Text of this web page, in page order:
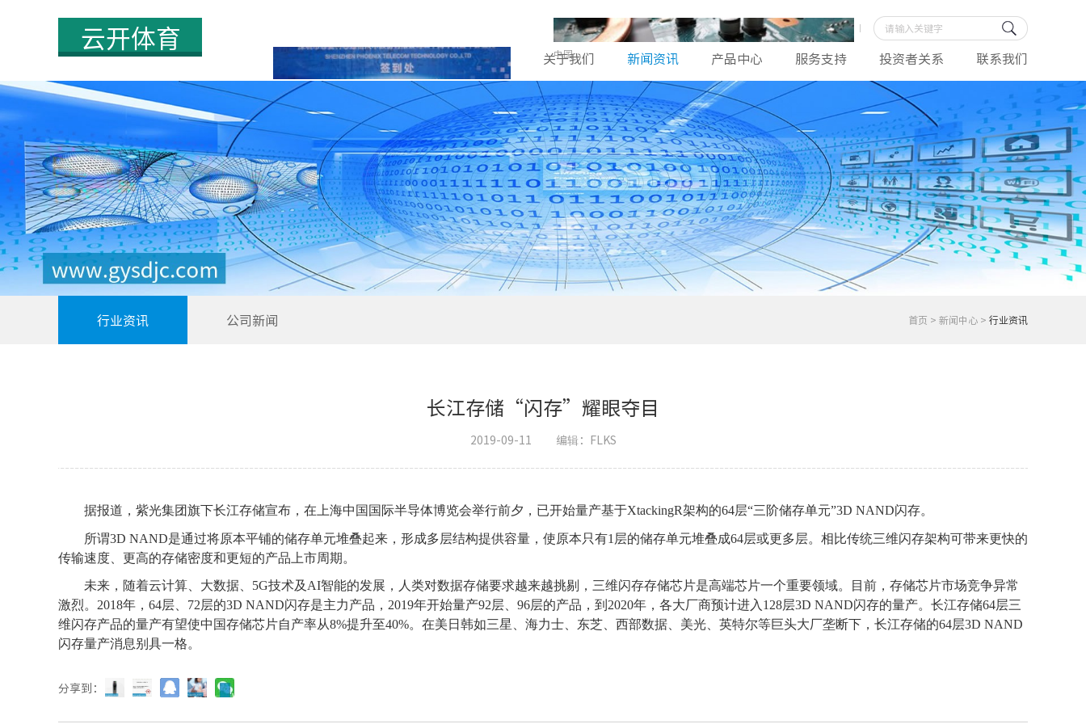
中国
首页
关于我们 新闻资讯 产品中心 服务支持 投资者关系 联系我们
行业资讯 公司新闻 首页 > 新闻中心 > 行业资讯
长江存储“闪存”耀眼夺目
2019-09-11 编辑：FLKS
据报道，紫光集团旗下长江存储宣布，在上海中国国际半导体博览会举行前夕，已开始量产基于XtackingR架构的64层“三阶储存单元”3D NAND闪存。
所谓3D NAND是通过将原本平铺的储存单元堆叠起来，形成多层结构提供容量，使原本只有1层的储存单元堆叠成64层或更多层。相比传统三维闪存架构可带来更快的
传输速度、更高的存储密度和更短的产品上市周期。
未来，随着云计算、大数据、 5G技术及 AI智能的发展，人类对数据存储要求越来越挑剔，三维闪存存储芯片是高端芯片一个重要领域。目前，存储芯片市场竞争异常
激烈。2018年，64层、72层的3D NAND闪存是主力产品，2019年开始量产92层、96层的产品，到2020年，各大厂商预计进入128层3D NAND闪存的量产。长江存储64层三
维闪存产品的量产有望使中国存储芯片自产率从8%提升至40%。在美日韩如三星、海力士、东芝、西部数据、美光、英特尔等巨头大厂垄断下，长江存储的64层3D NAND
闪存量产消息别具一格。
分享到：